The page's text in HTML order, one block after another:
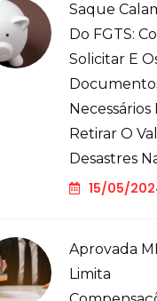
Saque
Do FGTS:
Solicitar E
Necessários
Retirar O
Desastres
15/05/
Aprovada
Limita